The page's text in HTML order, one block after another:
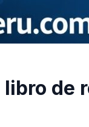
de